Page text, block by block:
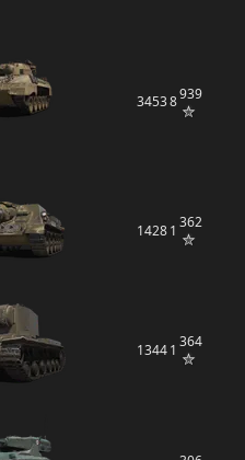
34538939
14281 362
13441 364